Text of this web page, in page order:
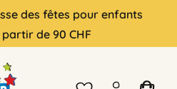
des fêtes pour enfants
de 90 CHF